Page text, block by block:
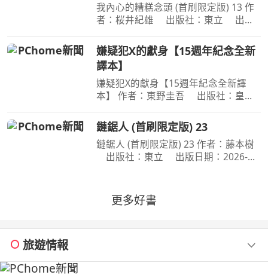
我內心的糟糕念頭 (首刷限定版) 13 作
者：桜井紀雄 出版社：東立 出版
開始同居？時間是測驗即將到來的寒
假。京太郎居然面臨得到山田家寄住的
狀況！住在同一個屋簷
嫌疑犯X的獻身【15週年紀念全新
譯本】
嫌疑犯X的獻身【15週年紀念全新譯
本】 作者：東野圭吾 出版社：皇冠
00:00:00 有一種愛情，永遠不會說出
「我愛妳」， 卻比任何關係都更刻骨
銘心…… 東野圭吾：在本格推理的
鏈鋸人 (首刷限定版) 23
鏈鋸人 (首刷限定版) 23 作者：藤本樹
出版社：東立 出版日期：2026-
與此同時想消除死之惡魔的公安也企圖
與淀治接觸。夾在兩
更多好書
旅遊情報